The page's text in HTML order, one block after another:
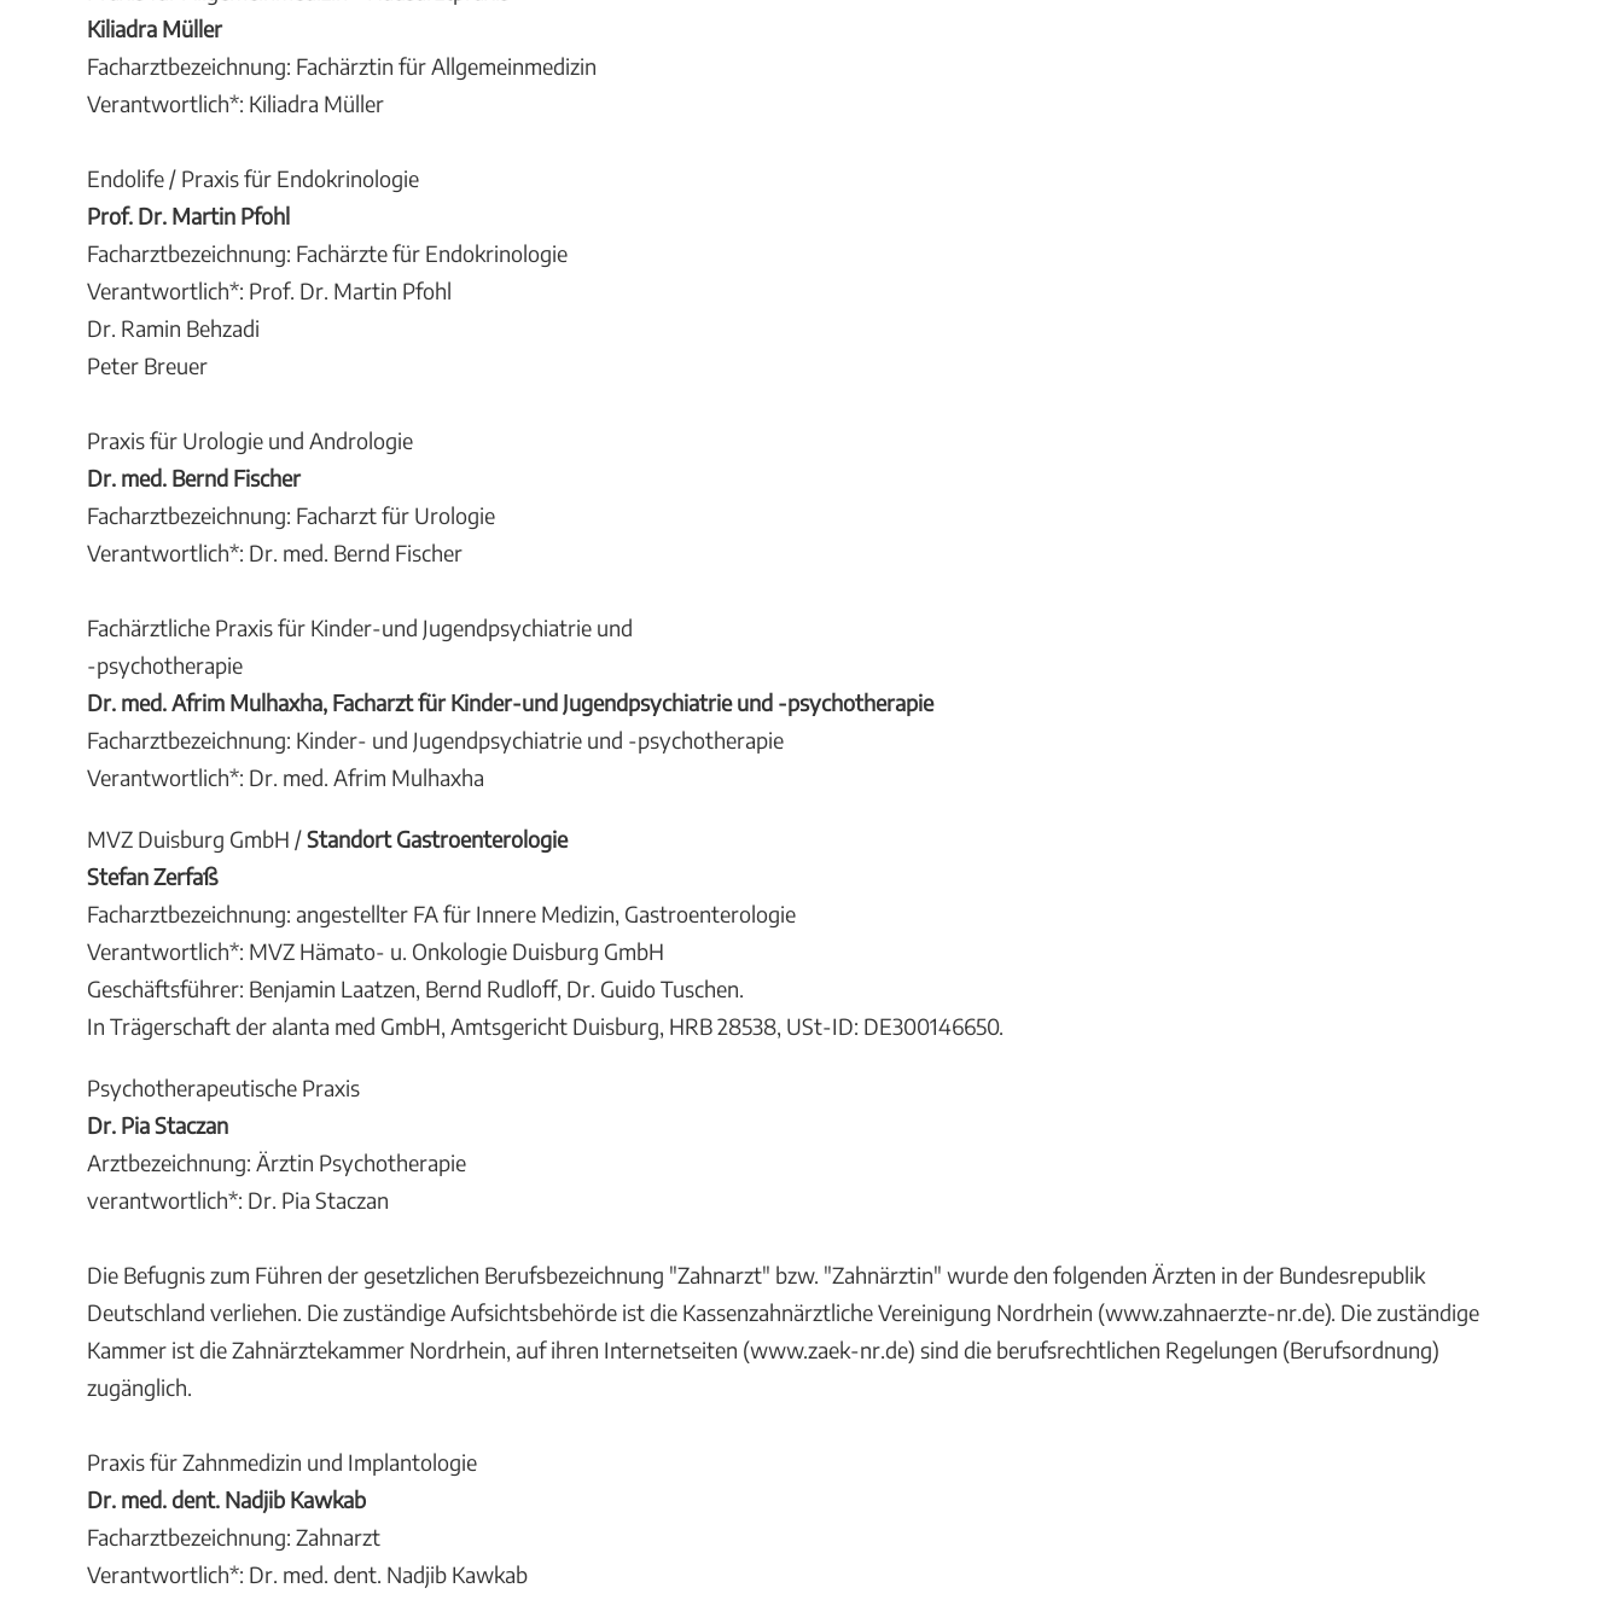
Kiliadra Müller
Facharztbezeichnung: Fachärztin für Allgemeinmedizin
Verantwortlich*: Kiliadra Müller
Endolife / Praxis für Endokrinologie
Prof. Dr. Martin Pfohl
Facharztbezeichnung: Fachärzte für Endokrinologie
Verantwortlich*: Prof. Dr. Martin Pfohl
Dr. Ramin Behzadi
Peter Breuer
Praxis für Urologie und Andrologie
Dr. med. Bernd Fischer
Facharztbezeichnung: Facharzt für Urologie
Verantwortlich*: Dr. med. Bernd Fischer
Fachärztliche Praxis für Kinder-und Jugendpsychiatrie und
-psychotherapie
Dr. med. Afrim Mulhaxha, Facharzt für Kinder-und Jugendpsychiatrie und -psychotherapie
Facharztbezeichnung: Kinder- und Jugendpsychiatrie und -psychotherapie
Verantwortlich*: Dr. med. Afrim Mulhaxha
MVZ Duisburg GmbH /Standort Gastroenterologie
Stefan Zerfaß
Facharztbezeichnung: angestellter FA für Innere Medizin, Gastroenterologie
Verantwortlich*: MVZ Hämato- u. Onkologie Duisburg GmbH
Geschäftsführer: Benjamin Laatzen, Bernd Rudloff, Dr. Guido Tuschen.
In Trägerschaft der alanta med GmbH, Amtsgericht Duisburg, HRB 28538, USt-ID: DE300146650.
Psychotherapeutische Praxis
Dr. Pia Staczan
Arztbezeichnung: Ärztin Psychotherapie
verantwortlich*: Dr. Pia Staczan
Die Befugnis zum Führen der gesetzlichen Berufsbezeichnung "Zahnarzt" bzw. "Zahnärztin" wurde den folgenden Ärzten in der Bundesrepublik
Deutschland verliehen. Die zuständige Aufsichtsbehörde ist die Kassenzahnärztliche Vereinigung Nordrhein (www.zahnaerzte-nr.de). Die zuständige
Kammer ist die Zahnärztekammer Nordrhein, auf ihren Internetseiten (www.zaek-nr.de) sind die berufsrechtlichen Regelungen (Berufsordnung)
zugänglich.
Praxis für Zahnmedizin und Implantologie
Dr. med. dent. Nadjib Kawkab
Facharztbezeichnung: Zahnarzt
Verantwortlich*: Dr. med. dent. Nadjib Kawkab